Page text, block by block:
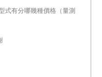
式有分哪幾種價格（量測